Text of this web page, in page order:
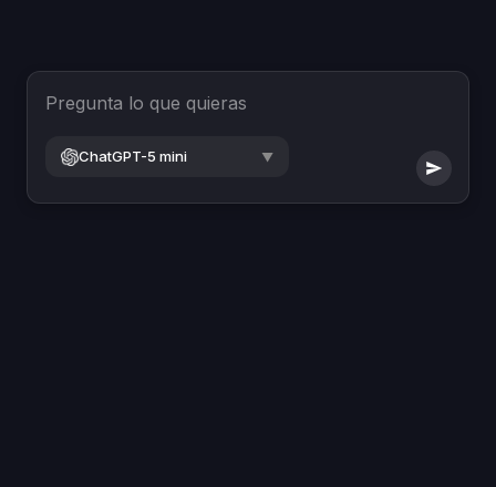
Pregunta lo que quieras
ChatGPT-5 mini ▼